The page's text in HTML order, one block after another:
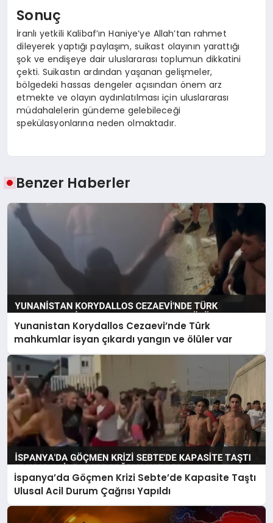
Sonuç
İranlı yetkili Kalibaf’ın Haniye’ye Allah’tan rahmet
dileyerek yaptığı paylaşım, suikast olayının yarattığı
şok ve endişeye dair uluslararası toplumun dikkatini
çekti. Suikastın ardından yaşanan gelişmeler,
bölgedeki hassas dengeler açısından önem arz
etmekte ve olayın aydınlatılması için uluslararası
müdahalelerin gündeme gelebileceği
spekülasyonlarına neden olmaktadır.
Benzer Haberler
Yunanistan Korydallos Cezaevi’nde Türk
mahkumlar isyan çıkardı yangın ve ölüler var
İspanya’da Göçmen Krizi Sebte’de Kapasite Taştı
Ulusal Acil Durum Çağrısı Yapıldı